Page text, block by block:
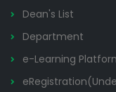
Dean's List
Department
e-Learning